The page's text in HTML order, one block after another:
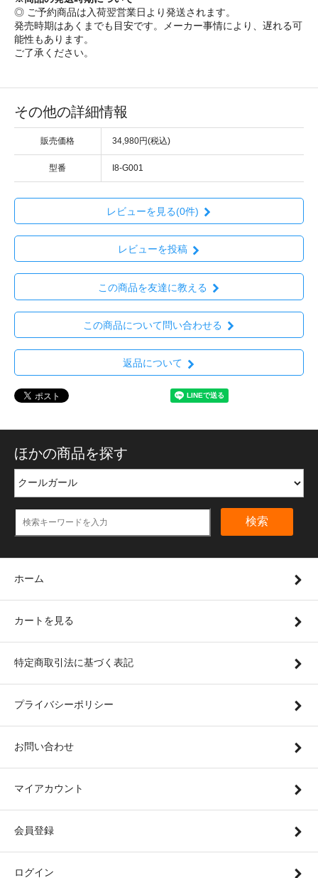
◎ ご予約商品は入荷翌営業日より発送されます。
発売時期はあくまでも目安です。メーカー事情により、遅れる可
能性もあります。
ご了承ください。
その他の詳細情報
販売価格 34,980円(税込)
型番 I8-G001
レビューを見る(0件)
レビューを投稿
この商品を友達に教える
この商品について問い合わせる
返品について
ほかの商品を探す
検索
ホーム
カートを見る
特定商取引法に基づく表記
プライバシーポリシー
お問い合わせ
マイアカウント
会員登録
ログイン